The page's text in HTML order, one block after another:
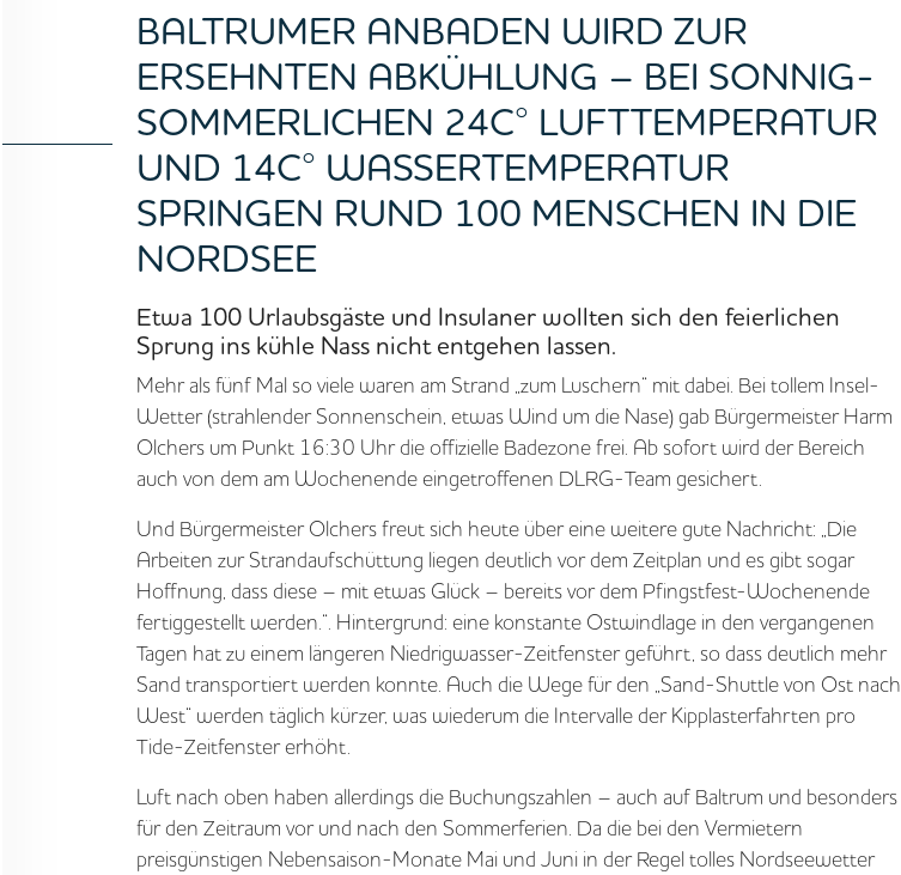
ANGEBOTE
WISSEN
AKTUELLES
MEDIEN
NORDSEETOURISMUSTAG
BALTRUMER ANBADEN WIRD ZUR
ERSEHNTEN ABKÜHLUNG – BEI SONNIG-
SOMMERLICHEN 24C° LUFTTEMPERATUR
UND 14C° WASSERTEMPERATUR
SPRINGEN RUND 100 MENSCHEN IN DIE
NORDSEE
Etwa 100 Urlaubsgäste und Insulaner wollten sich den feierlichen
Sprung ins kühle Nass nicht entgehen lassen.
Mehr als fünf Mal so viele waren am Strand „zum Luschern“ mit dabei. Bei tollem Insel-
Wetter (strahlender Sonnenschein, etwas Wind um die Nase) gab Bürgermeister Harm
Olchers um Punkt 16:30 Uhr die offizielle Badezone frei. Ab sofort wird der Bereich
auch von dem am Wochenende eingetroffenen DLRG-Team gesichert.
Und Bürgermeister Olchers freut sich heute über eine weitere gute Nachricht: „Die
Arbeiten zur Strandaufschüttung liegen deutlich vor dem Zeitplan und es gibt sogar
Hoffnung, dass diese – mit etwas Glück – bereits vor dem Pfingstfest-Wochenende
fertiggestellt werden.“. Hintergrund: eine konstante Ostwindlage in den vergangenen
Tagen hat zu einem längeren Niedrigwasser-Zeitfenster geführt, so dass deutlich mehr
Sand transportiert werden konnte. Auch die Wege für den „Sand-Shuttle von Ost nach
West“ werden täglich kürzer, was wiederum die Intervalle der Kipplasterfahrten pro
Tide-Zeitfenster erhöht.
Luft nach oben haben allerdings die Buchungszahlen – auch auf Baltrum und besonders
für den Zeitraum vor und nach den Sommerferien. Da die bei den Vermietern
preisgünstigen Nebensaison-Monate Mai und Juni in der Regel tolles Nordseewetter